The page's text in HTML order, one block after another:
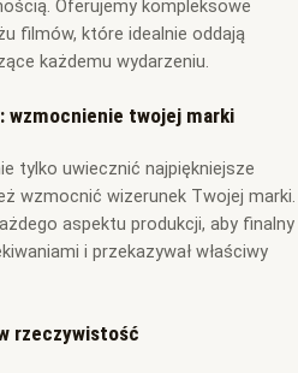
Oferujemy kompleksowe
filmów, które idealnie oddają
każdemu wydarzeniu.
wzmocnienie twojej marki
tylko uwiecznić najpiękniejsze
wzmocnić wizerunek Twojej marki.
aspektu produkcji, aby finalny
i przekazywał właściwy
rzeczywistość